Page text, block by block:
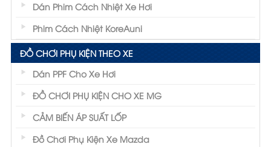
Dán Phim Cách Nhiệt Xe Hơi
Phim Cách Nhiệt KoreAuni
ĐỒ CHƠI PHỤ KIỆN THEO XE
Dán PPF Cho Xe Hơi
ĐỒ CHƠI PHỤ KIỆN CHO XE MG
CẢM BIẾN ÁP SUẤT LỐP
Đồ Chơi Phụ Kiện Xe Mazda